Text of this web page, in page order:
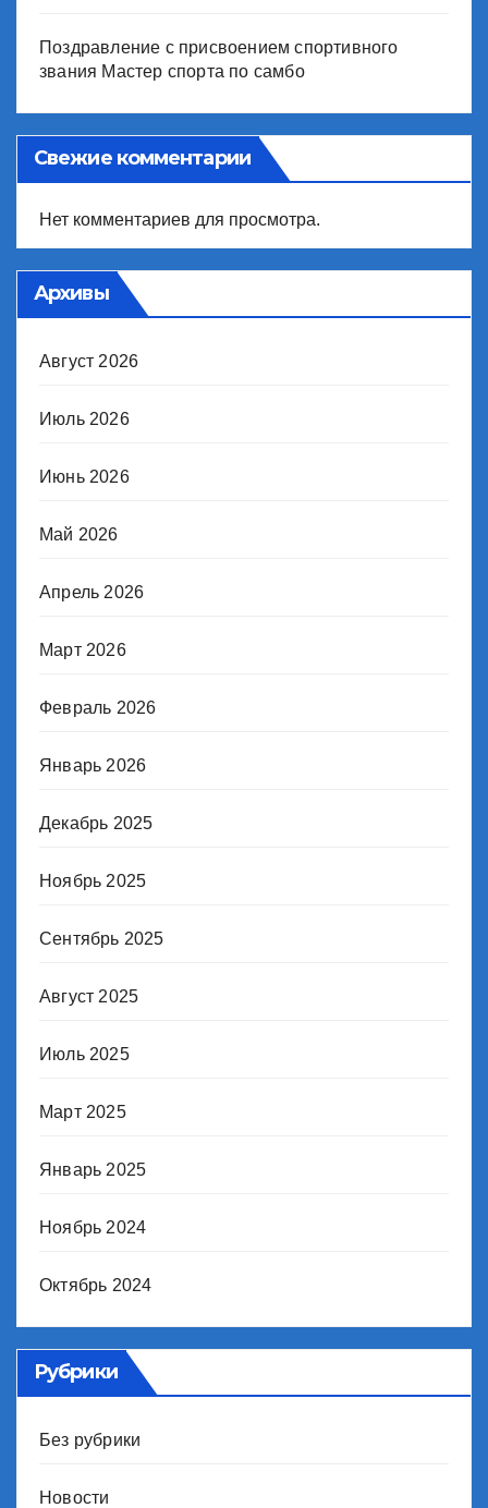
Поздравление с присвоением спортивного
звания Мастер спорта по самбо
Свежие комментарии
Нет комментариев для просмотра.
Архивы
Август 2026
Июль 2026
Июнь 2026
Май 2026
Апрель 2026
Март 2026
Февраль 2026
Январь 2026
Декабрь 2025
Ноябрь 2025
Сентябрь 2025
Август 2025
Июль 2025
Март 2025
Январь 2025
Ноябрь 2024
Октябрь 2024
Рубрики
Без рубрики
Новости